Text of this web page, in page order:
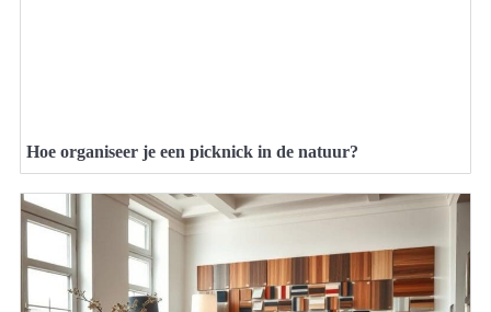
Hoe organiseer je een picknick in de natuur?